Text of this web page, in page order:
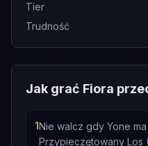
Tier
Trudność
Jak grać Fiora
1Nie walcz gdy Yone
Przypieczętowany Los